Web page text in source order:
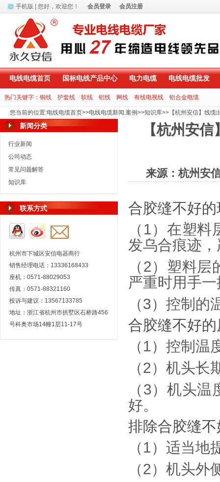
电线电缆首页 国标电线产品中心 电力电缆 电线电缆批发
热门关键字： 铜线 护套线 软线 铝线 网线 有线电视线 铝合金电缆
您当前的位置:电线电缆首页>>电线电缆新闻.案例>>知识库>> 【杭州安信】线
新闻分类
行业新闻
公司动态
常见问题解答
知识库
联系方式
杭州市下城区安信电器商行
销售经理电话：13336168433
座机：0571-88029053
传真：0571-88321160
投诉与建议：13567133785
地址：浙江省杭州市拱墅区石桥路456
号科奥市场14幢1层11-17号
【杭州安
来源：杭州安
合胶缝不好
（1）在塑
发乌合痕迹
（2）塑料
严重时用手
（3）控制
合胶缝不好
（1）控制温
（2）机头
（3）机头
好。
排除合胶缝
（1）适当
（2）机头
手机版 | 您好， 欢迎您！ 会员登录 会员注册